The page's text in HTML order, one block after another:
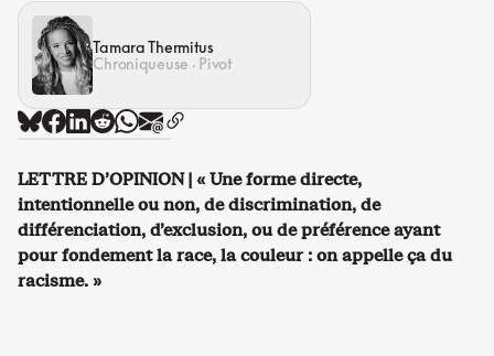
Tamara Thermitus
Chroniqueuse · Pivot
LETTRE D’OPINION | « Une forme directe,
intentionnelle ou non, de discrimination, de
différenciation, d’exclusion, ou de préférence ayant
pour fondement la race, la couleur : on appelle ça du
racisme. »